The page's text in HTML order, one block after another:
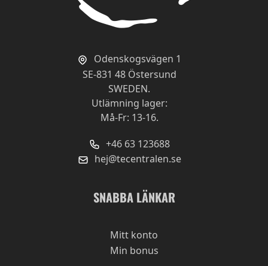
Odenskogsvägen 1
SE-831 48 Östersund
SWEDEN.
Utlämning lager:
Må-Fr: 13-16.
+46 63 123688
hej@tecentralen.se
SNABBA LÄNKAR
Mitt konto
Min bonus